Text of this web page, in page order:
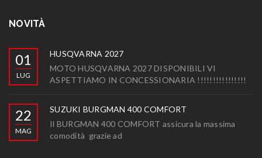
NOVITÀ
01
LUG
HUSQVARNA 2027
MOTO HUSQVARNA 2027 DISPONIBILI VI
ASPETTIAMO IN CONCESSIONARIA !!!!!!!!!!!!!!!!
22
MAG
SUZUKI BURGMAN 400 COMFORT
Il BURGMAN 400 COMFORT assicura la massima
comodità grazie ad